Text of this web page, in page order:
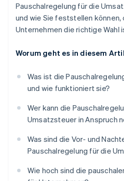
Pauschalregelung für die
und wie Sie feststellen können,
Unternehmen die richtige Wahl
Worum geht es in diesem
Was ist die
und wie funktioniert sie?
Wer kann die
Umsatzsteuer in Anspruch
Was sind die Vor- und
Pauschalregelung für die
Wie hoch sind die